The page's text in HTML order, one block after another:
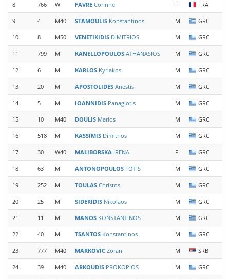
8 766 W FAVRE Corinne F FRA
9 4 M40 STAMOULIS Konstantinos M GRC
10 8 M50 VENETIKIDIS DIMITRIOS M GRC
11 799 M KANELLOPOULOS ATHANASIOS M GRC
12 6 M KARLOS Kyriakos M GRC
13 20 M APOSTOLIDES Anestis M GRC
14 5 M IOANNIDIS Panagiotis M GRC
15 10 M40 DOULIS Marios M GRC
16 518 M KASSIMIS Dimitrios M GRC
17 30 W40 MALIBORSKA IRENA F GRC
18 63 M ANTONOPOULOS FOTIS M GRC
19 252 M TOULAS Christos M GRC
20 25 M SIDERIDIS Nikolaos M GRC
21 11 M MANOS KONSTANTINOS M GRC
22 40 M TSANTOS Konstantinos M GRC
23 777 M40 MARKOVIC Zoran M SRB
24 39 M40 ARKOUDIS PROKOPIOS M GRC